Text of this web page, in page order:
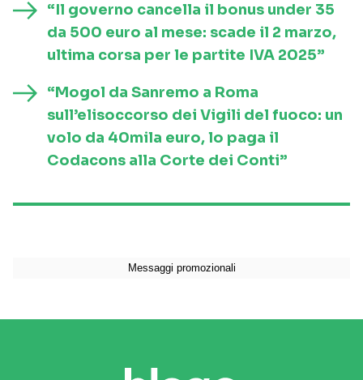
“Il governo cancella il bonus under 35
da 500 euro al mese: scade il 2 marzo,
ultima corsa per le partite IVA 2025”
“Mogol da Sanremo a Roma
sull’elisoccorso dei Vigili del fuoco: un
volo da 40mila euro, lo paga il
Codacons alla Corte dei Conti”